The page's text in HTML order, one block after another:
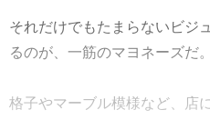
それだけでもたまらないビジ
るのが、一筋のマヨネーズだ。
格子やマーブル模様など、店